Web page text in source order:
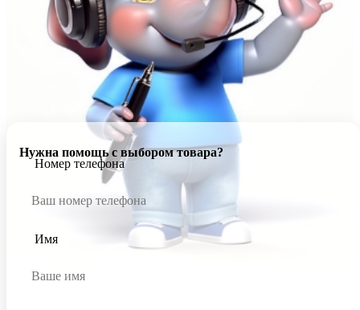
Нужна помощь с выбором товара?
Номер телефона
Имя